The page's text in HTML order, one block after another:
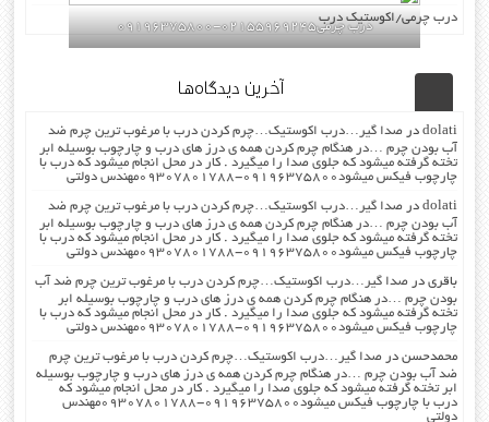
درب چرمی02155969245-09196375800
درب چرمی/اکوستیک درب
آخرین دیدگاه‌ها
dolati درصدا گیر…درب اکوستیک…چرم کردن درب با مرغوب ترین چرم ضد
آب بودن چرم …در هنگام چرم کردن همه ی درز های درب و چارچوب بوسیله ابر
تخته گرفته میشود که جلوی صدا را میگیرد . کار در محل انجام میشود که درب با
چارچوب فیکس میشود۰۹۱۹۶۳۷۵۸۰۰-۰۹۳۰۷۸۰۱۷۸۸مهندس دولتی
dolati درصدا گیر…درب اکوستیک…چرم کردن درب با مرغوب ترین چرم ضد
آب بودن چرم …در هنگام چرم کردن همه ی درز های درب و چارچوب بوسیله ابر
تخته گرفته میشود که جلوی صدا را میگیرد . کار در محل انجام میشود که درب با
چارچوب فیکس میشود۰۹۱۹۶۳۷۵۸۰۰-۰۹۳۰۷۸۰۱۷۸۸مهندس دولتی
باقری درصدا گیر…درب اکوستیک…چرم کردن درب با مرغوب ترین چرم ضد آب
بودن چرم …در هنگام چرم کردن همه ی درز های درب و چارچوب بوسیله ابر
تخته گرفته میشود که جلوی صدا را میگیرد . کار در محل انجام میشود که درب با
چارچوب فیکس میشود۰۹۱۹۶۳۷۵۸۰۰-۰۹۳۰۷۸۰۱۷۸۸مهندس دولتی
محمدحسن درصدا گیر…درب اکوستیک…چرم کردن درب با مرغوب ترین چرم
ضد آب بودن چرم …در هنگام چرم کردن همه ی درز های درب و چارچوب بوسیله
ابر تخته گرفته میشود که جلوی صدا را میگیرد . کار در محل انجام میشود که
درب با چارچوب فیکس میشود۰۹۱۹۶۳۷۵۸۰۰-۰۹۳۰۷۸۰۱۷۸۸مهندس
دولتی